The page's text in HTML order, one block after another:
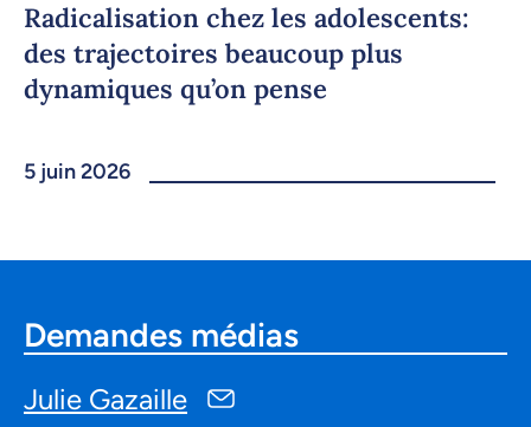
Radicalisation chez les adolescents:
des trajectoires beaucoup plus
dynamiques qu’on pense
5 juin 2026
Demandes médias
Julie Gazaille